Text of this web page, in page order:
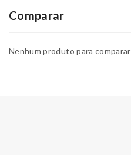
Comparar
Nenhum produto para comparar